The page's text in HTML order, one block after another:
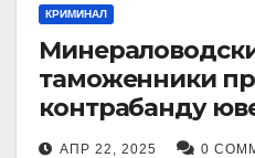
КРИМИНАЛ
таможенники
контрабанду
изделий на 2
АПР 22, 2025 0